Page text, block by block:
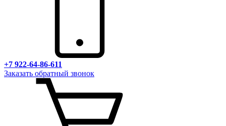
+7 922-64-86-611
Заказать обратный звонок